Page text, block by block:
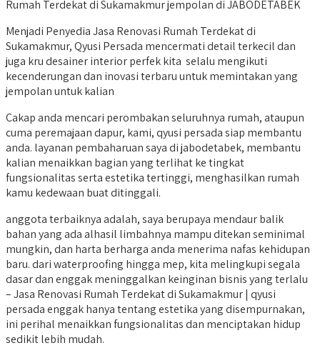
Rumah Terdekat di Sukamakmur jempolan di JABODETABEK
Menjadi Penyedia Jasa Renovasi Rumah Terdekat di
Sukamakmur, Qyusi Persada mencermati detail terkecil dan
juga kru desainer interior perfek kita selalu mengikuti
kecenderungan dan inovasi terbaru untuk memintakan yang
jempolan untuk kalian
Cakap anda mencari perombakan seluruhnya rumah, ataupun
cuma peremajaan dapur, kami, qyusi persada siap membantu
anda. layanan pembaharuan saya di jabodetabek, membantu
kalian menaikkan bagian yang terlihat ke tingkat
fungsionalitas serta estetika tertinggi, menghasilkan rumah
kamu kedewaan buat ditinggali.
anggota terbaiknya adalah, saya berupaya mendaur balik
bahan yang ada alhasil limbahnya mampu ditekan seminimal
mungkin, dan harta berharga anda menerima nafas kehidupan
baru. dari waterproofing hingga mep, kita melingkupi segala
dasar dan enggak meninggalkan keinginan bisnis yang terlalu
– Jasa Renovasi Rumah Terdekat di Sukamakmur | qyusi
persada enggak hanya tentang estetika yang disempurnakan,
ini perihal menaikkan fungsionalitas dan menciptakan hidup
sedikit lebih mudah.